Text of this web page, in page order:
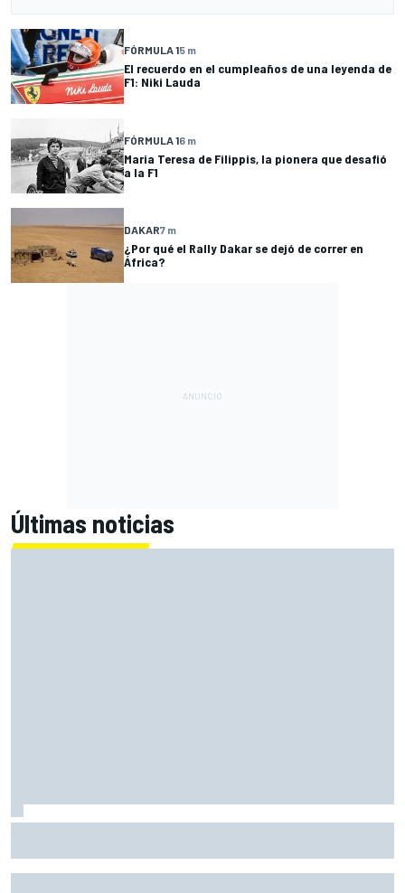
FÓRMULA 15 m
El recuerdo en el cumpleaños de una leyenda de
F1: Niki Lauda
FÓRMULA 16 m
Maria Teresa de Filippis, la pionera que desafió
a la F1
DAKAR7 m
¿Por qué el Rally Dakar se dejó de correr en
África?
Últimas noticias